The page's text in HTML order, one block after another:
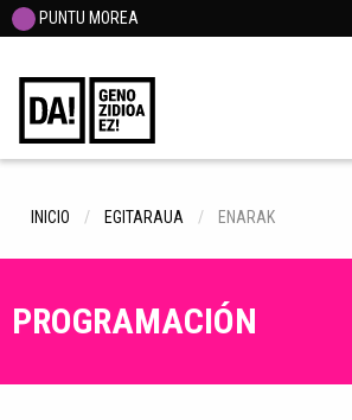
PUNTU MOREA
INICIO EGITARAUA ENARAK
PROGRAMACIÓN